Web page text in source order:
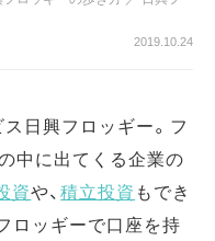
2019.10.24
日興フロッギー。フ
中に出てくる企業の
資や、積立投資 もでき
ロッギーで口座を持